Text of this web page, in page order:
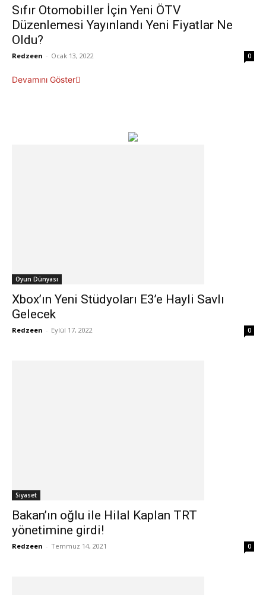
Sıfır Otomobiller İçin Yeni ÖTV
Düzenlemesi Yayınlandı Yeni Fiyatlar Ne
Oldu?
Redzeen - Ocak 13, 2022 0
Devamını Göster
Oyun Dünyası
Xbox’ın Yeni Stüdyoları E3’e Hayli Savlı
Gelecek
Redzeen - Eylül 17, 2022 0
Siyaset
Bakan’ın oğlu ile Hilal Kaplan TRT
yönetimine girdi!
Redzeen - Temmuz 14, 2021 0